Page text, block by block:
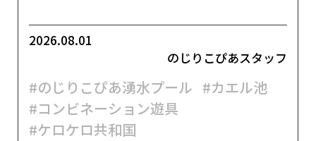
2026.08.01
のじりこぴあスタッフ
#のじりこぴあ湧水プール #カエル池
#コンビネーション遊具
#ケロケロ共和国